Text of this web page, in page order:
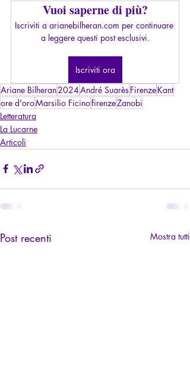
Vuoi saperne di più?
Iscriviti a arianebilheran.com per continuare
a leggere questi post esclusivi.
Iscriviti ora
Ariane Bilheran2024André Suarès FirenzeKant
ore d'oroMarsilio FicinofirenzeZanobi
Letteratura
La Lucarne
Articoli
Post recenti Mostra tutti